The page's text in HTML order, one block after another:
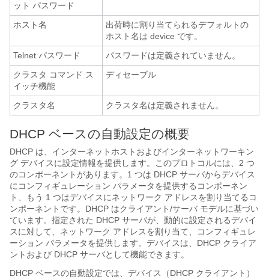
ット パスワード
ホスト名
出荷時に割り当てられるデフォルトの
ホスト名は device です。
Telnet パスワード
パスワードは定義されていません。
クラスタ コマンド ス
イッチ機能
ディセーブル
クラスタ名 クラスタ名は定義されません。
DHCP ベースの自動設定の概要
DHCP は、インターネットホストおよびインターネットワーキン
グ デバイスに設定情報を提供します。このプロトコルには、2 つ
のコンポーネントがあります。1 つは DHCP サーバからデバイス
にコンフィギュレーション パラメータを提供するコンポーネン
ト、もう 1 つはデバイスにネットワーク アドレスを割り当てるコ
ンポーネントです。DHCP はクライアント/サーバ モデルに基づい
ています。指定された DHCP サーバが、動的に設定されるデバイ
スに対して、ネットワーク アドレスを割り当て、コンフィギュレ
ーション パラメータを提供します。デバイスは、DHCP クライア
ントおよび DHCP サーバとして機能できます。
DHCP ベースの自動設定では、デバイス（DHCP クライアント）